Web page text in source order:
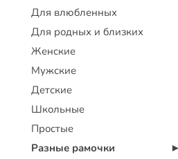
Для влюбленных
Для родных и близких
Женские
Мужские
Детские
Школьные
Простые
Разные рамочки